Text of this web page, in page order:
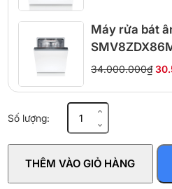
Máy rửa bát
34.000.000₫
Số lượng:
Máy
rửa
BDFN26430X
số
THÊM VÀO GIỎ HÀNG